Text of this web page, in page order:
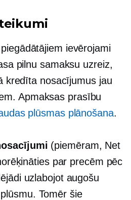
ievērojami
pilnu samaksu uzreiz,
kredīta nosacījumus jau
Apmaksas prasību
plūsmas plānošana.
(piemēram, Net
par precēm pēc
uzlabojot augošu
Tomēr šie